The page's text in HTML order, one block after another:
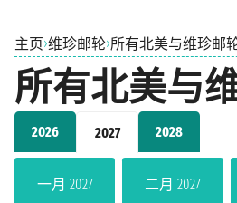
主页›维珍邮轮›所有北美与维珍邮
所有北美与
2026 2027 2028
一月 2027 二月 2027